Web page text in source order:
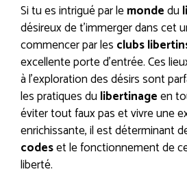
Si tu es intrigué par lemondedu
désireux de t’immerger dans cet
commencer par les clubs
excellente porte d’entrée. Ces
à l’exploration des désirs sont
les pratiques du libertinageen
éviter tout faux pas et vivre une
enrichissante, il est déterminant
codeset le fonctionnement de
liberté.